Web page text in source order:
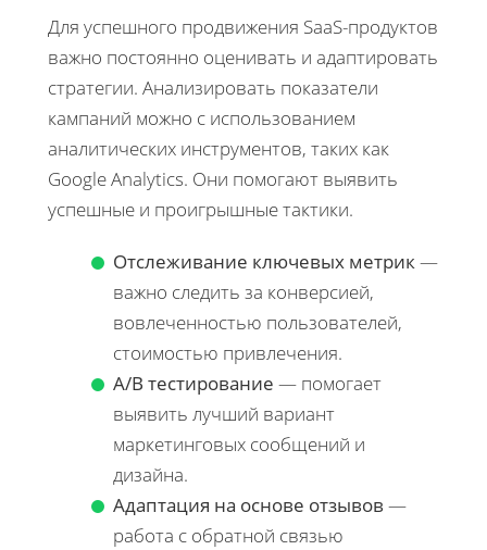
Для успешного продвижения SaaS-продуктов
важно постоянно оценивать и адаптировать
стратегии. Анализировать показатели
кампаний можно с использованием
аналитических инструментов, таких как
Google Analytics. Они помогают выявить
успешные и проигрышные тактики.
Отслеживание ключевых метрик—
важно следить за конверсией,
вовлеченностью пользователей,
стоимостью привлечения.
А/B тестирование — помогает
выявить лучший вариант
маркетинговых сообщений и
дизайна.
Адаптация на основе отзывов —
работа с обратной связью